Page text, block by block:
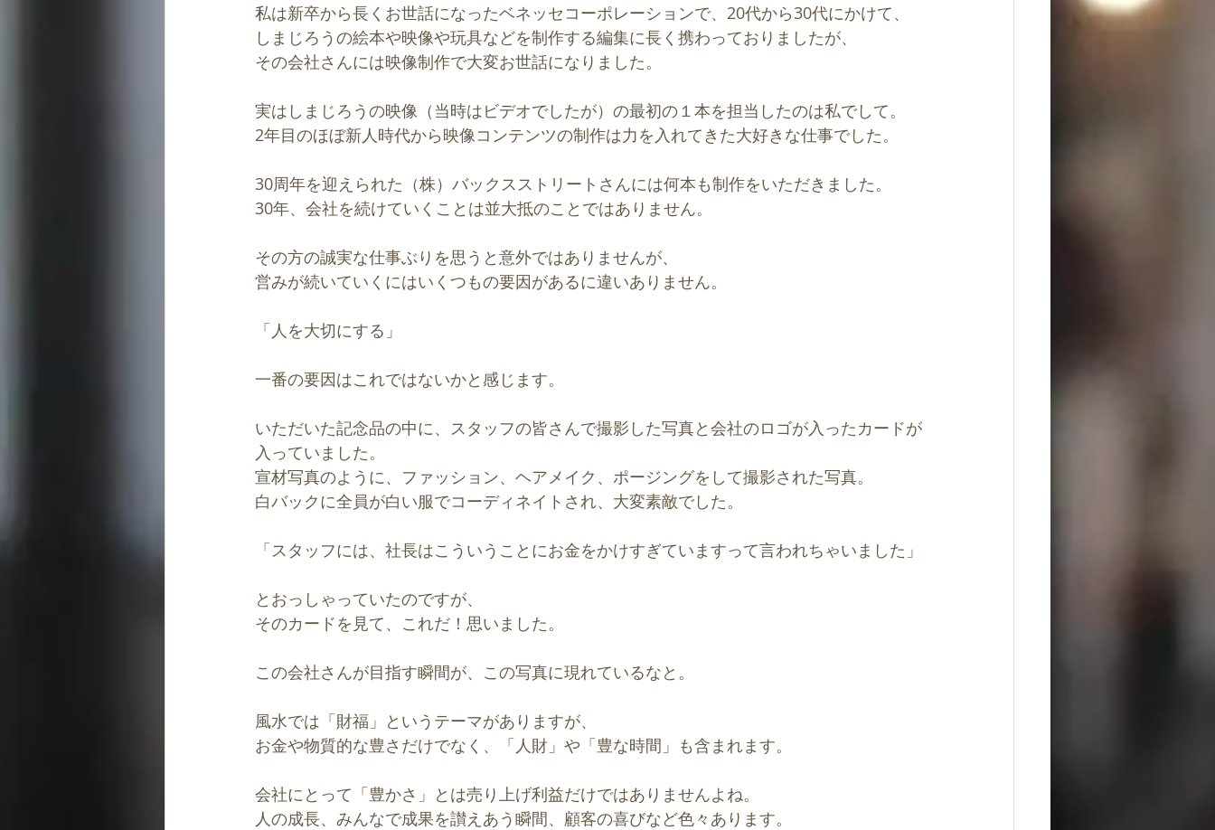
私は新卒から長くお世話になったベネッセコーポレーションで、20代から30代にかけて、
しまじろうの絵本や映像や玩具などを制作する編集に長く携わっておりましたが、
その会社さんには映像制作で大変お世話になりました。
実はしまじろうの映像（当時はビデオでしたが）の最初の１本を担当したのは私でして。
2年目のほぼ新人時代から映像コンテンツの制作は力を入れてきた大好きな仕事でした。
30周年を迎えられた（株）バックスストリートさんには何本も制作をいただきました。
30年、会社を続けていくことは並大抵のことではありません。
その方の誠実な仕事ぶりを思うと意外ではありませんが、
営みが続いていくにはいくつもの要因があるに違いありません。
「人を大切にする」
一番の要因はこれではないかと感じます。
いただいた記念品の中に、スタッフの皆さんで撮影した写真と会社のロゴが入ったカードが
入っていました。
宣材写真のように、ファッション、ヘアメイク、ポージングをして撮影された写真。
白バックに全員が白い服でコーディネイトされ、大変素敵でした。
「スタッフには、社長はこういうことにお金をかけすぎていますって言われちゃいました」
とおっしゃっていたのですが、
そのカードを見て、これだ！思いました。
この会社さんが目指す瞬間が、この写真に現れているなと。
風水では「財福」というテーマがありますが、
お金や物質的な豊さだけでなく、「人財」や「豊な時間」も含まれます。
会社にとって「豊かさ」とは売り上げ利益だけではありませんよね。
人の成長、みんなで成果を讃えあう瞬間、顧客の喜びなど色々あります。